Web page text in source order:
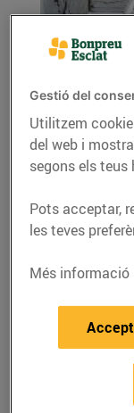
Recepta
28/de juny/
Avui us
amb aquest
Gestió del
Utilitzem
del web i
segons els
Pots acceptar,
les teves
Més informació